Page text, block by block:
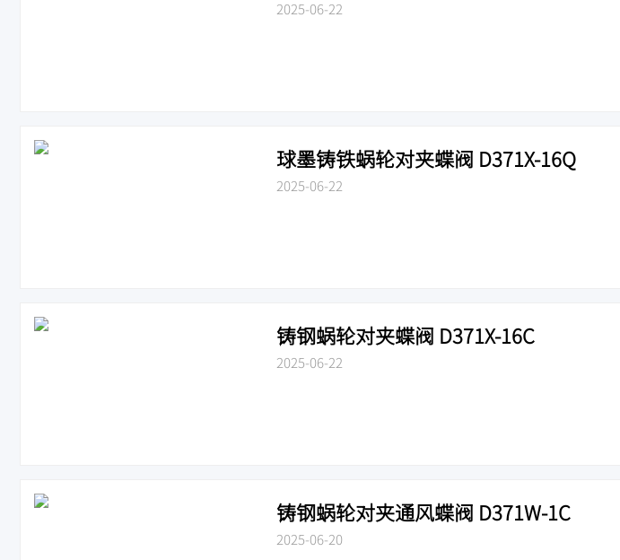
2025-06-22
球墨铸铁蜗轮对夹蝶阀 D371X-16Q
2025-06-22
铸钢蜗轮对夹蝶阀 D371X-16C
2025-06-22
铸钢蜗轮对夹通风蝶阀 D371W-1C
2025-06-20